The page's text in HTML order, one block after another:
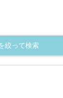
絞って検索